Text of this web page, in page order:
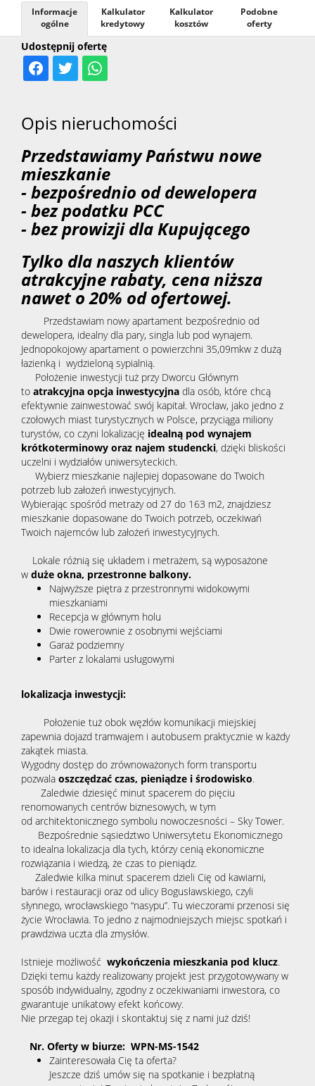
Udostępnij ofertę
Informacje
ogólne
Kalkulator
kredytowy
Kalkulator
kosztów
Podobne
oferty
Opis nieruchomości
Przedstawiamy Państwu nowe
mieszkanie
- bezpośrednio od dewelopera
- bez podatku PCC
- bez prowizji dla Kupującego
Tylko dla naszych klientów
atrakcyjne rabaty, cena niższa
nawet o 20% od ofertowej.
Przedstawiam nowy apartament bezpośrednio od
dewelopera, idealny dla pary, singla lub pod wynajem.
Jednopokojowy apartament o powierzchni 35,09mkw z dużą
łazienką i wydzieloną sypialnią.
Położenie inwestycji tuż przy Dworcu Głównym
to atrakcyjna opcja inwestycyjna dla osób, które chcą
efektywnie zainwestować swój kapitał. Wrocław, jako jedno z
czołowych miast turystycznych w Polsce, przyciąga miliony
turystów, co czyni lokalizację idealną pod wynajem
krótkoterminowy oraz najem studencki, dzięki bliskości
uczelni i wydziałów uniwersyteckich.
Wybierz mieszkanie najlepiej dopasowane do Twoich
potrzeb lub założeń inwestycyjnych.
Wybierając spośród metraży od 27 do 163 m2, znajdziesz
mieszkanie dopasowane do Twoich potrzeb, oczekiwań
Twoich najemców lub założeń inwestycyjnych.
Lokale różnią się układem i metrażem, są wyposażone
w duże okna, przestronne balkony.
Najwyższe piętra z przestronnymi widokowymi
mieszkaniami
Recepcja w głównym holu
Dwie rowerownie z osobnymi wejściami
Garaż podziemny
Parter z lokalami usługowymi
lokalizacja inwestycji:
Położenie tuż obok węzłów komunikacji miejskiej
zapewnia dojazd tramwajem i autobusem praktycznie w każdy
zakątek miasta.
Wygodny dostęp do zrównoważonych form transportu
pozwala oszczędzać czas, pieniądze i środowisko.
Zaledwie dziesięć minut spacerem do pięciu
renomowanych centrów biznesowych, w tym
od architektonicznego symbolu nowoczesności – Sky Tower.
Bezpośrednie sąsiedztwo Uniwersytetu Ekonomicznego
to idealna lokalizacja dla tych, którzy cenią ekonomiczne
rozwiązania i wiedzą, że czas to pieniądz.
Zaledwie kilka minut spacerem dzieli Cię od kawiarni,
barów i restauracji oraz od ulicy Bogusławskiego, czyli
słynnego, wrocławskiego “nasypu”. Tu wieczorami przenosi się
życie Wrocławia. To jedno z najmodniejszych miejsc spotkań i
prawdziwa uczta dla zmysłów.
Istnieje możliwość wykończenia mieszkania pod klucz.
Dzięki temu każdy realizowany projekt jest przygotowywany w
sposób indywidualny, zgodny z oczekiwaniami inwestora, co
gwarantuje unikatowy efekt końcowy.
Nie przegap tej okazji i skontaktuj się z nami już dziś!
Nr. Oferty w biurze: WPN-MS-1542
Zainteresowała Cię ta oferta?
Jeszcze dziś umów się na spotkanie i bezpłatną